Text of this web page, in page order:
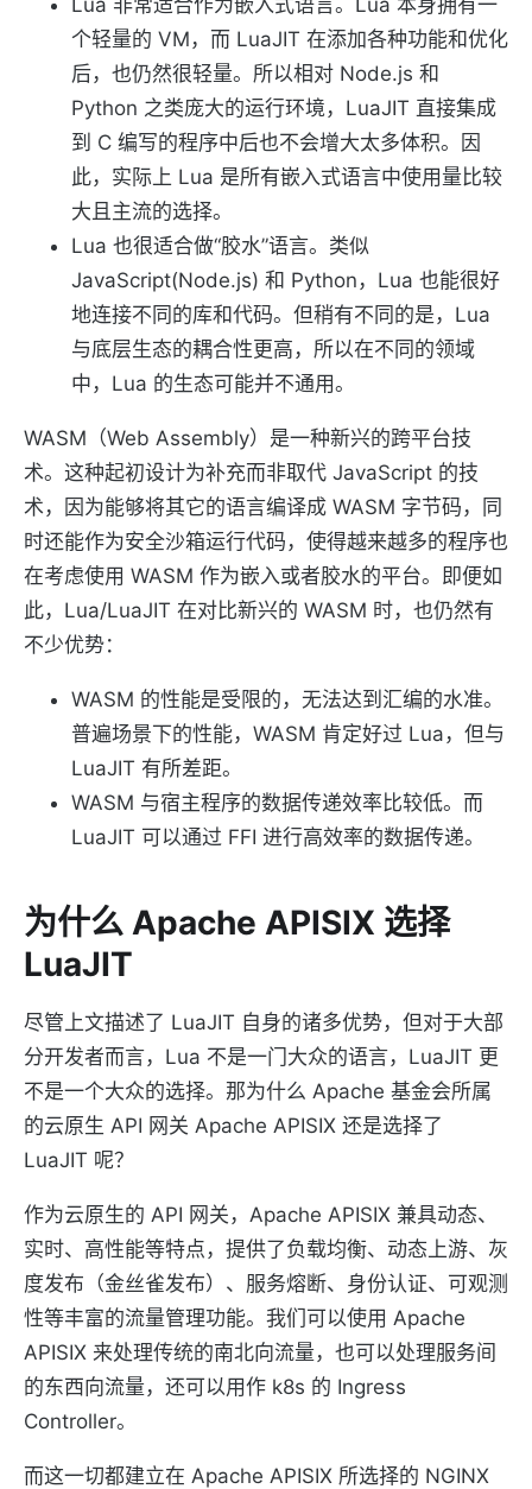
个轻量的 VM，而 LuaJIT 在添加各种功能和优化
后，也仍然很轻量。所以相对 Node.js 和
Python 之类庞大的运行环境，LuaJIT 直接集成
到 C 编写的程序中后也不会增大太多体积。因
此，实际上 Lua 是所有嵌入式语言中使用量比较
大且主流的选择。
Lua 也很适合做“胶水”语言。类似
JavaScript(Node.js) 和 Python，Lua 也能很好
地连接不同的库和代码。但稍有不同的是，Lua
与底层生态的耦合性更高，所以在不同的领域
中，Lua 的生态可能并不通用。
WASM（Web Assembly）是一种新兴的跨平台技
术。这种起初设计为补充而非取代 JavaScript 的技
术，因为能够将其它的语言编译成 WASM 字节码，同
时还能作为安全沙箱运行代码，使得越来越多的程序也
在考虑使用 WASM 作为嵌入或者胶水的平台。即便如
此，Lua/LuaJIT 在对比新兴的 WASM 时，也仍然有
不少优势：
WASM 的性能是受限的，无法达到汇编的水准。
普遍场景下的性能，WASM 肯定好过 Lua，但与
LuaJIT 有所差距。
WASM 与宿主程序的数据传递效率比较低。而
LuaJIT 可以通过 FFI 进行高效率的数据传递。
为什么 Apache APISIX 选择
LuaJIT
尽管上文描述了 LuaJIT 自身的诸多优势，但对于大部
分开发者而言，Lua 不是一门大众的语言，LuaJIT 更
不是一个大众的选择。那为什么 Apache 基金会所属
的云原生 API 网关 Apache APISIX 还是选择了
LuaJIT 呢？
作为云原生的 API 网关，Apache APISIX 兼具动态、
实时、高性能等特点，提供了负载均衡、动态上游、灰
度发布（金丝雀发布）、服务熔断、身份认证、可观测
性等丰富的流量管理功能。我们可以使用 Apache
APISIX 来处理传统的南北向流量，也可以处理服务间
的东西向流量，还可以用作 k8s 的 Ingress
Controller。
而这一切都建立在 Apache APISIX 所选择的 NGINX